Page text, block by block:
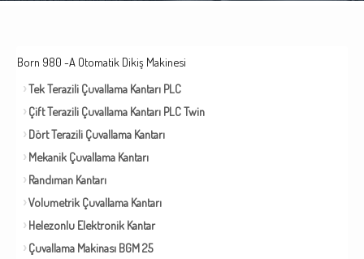
Born 980 -A Otomatik Dikiş Makinesi
Tek Terazili Çuvallama Kantarı PLC
Çift Terazili Çuvallama Kantarı PLC Twin
Dört Terazili Çuvallama Kantarı
Mekanik Çuvallama Kantarı
Randıman Kantarı
Volumetrik Çuvallama Kantarı
Helezonlu Elektronik Kantar
Çuvallama Makinası BGM 25